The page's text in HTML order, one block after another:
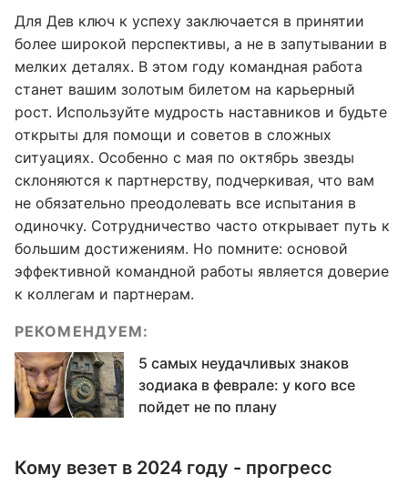
Для Дев ключ к успеху заключается в принятии
более широкой перспективы, а не в запутывании в
мелких деталях. В этом году командная работа
станет вашим золотым билетом на карьерный
рост. Используйте мудрость наставников и будьте
открыты для помощи и советов в сложных
ситуациях. Особенно с мая по октябрь звезды
склоняются к партнерству, подчеркивая, что вам
не обязательно преодолевать все испытания в
одиночку. Сотрудничество часто открывает путь к
большим достижениям. Но помните: основой
эффективной командной работы является доверие
к коллегам и партнерам.
РЕКОМЕНДУЕМ:
5 самых неудачливых знаков
зодиака в феврале: у кого все
пойдет не по плану
Кому везет в 2024 году - прогресс